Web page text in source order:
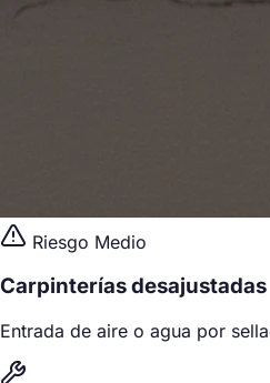
Riesgo Medio
Carpinterías desajustadas
Entrada de aire o agua por